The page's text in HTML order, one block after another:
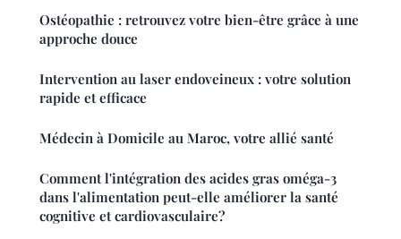
Ostéopathie : retrouvez votre bien-être grâce à une
approche douce
Intervention au laser endoveineux : votre solution
rapide et efficace
Médecin à Domicile au Maroc, votre allié santé
Comment l'intégration des acides gras oméga-3
dans l'alimentation peut-elle améliorer la santé
cognitive et cardiovasculaire?